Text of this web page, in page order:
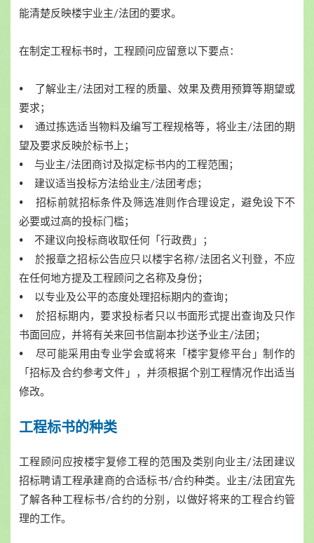
能清楚反映楼宇业主/法团的要求。
在制定工程标书时，工程顾问应留意以下要点：
• 了解业主/法团对工程的质量、效果及费用预算等期望或
要求；
• 通过拣选适当物料及编写工程规格等，将业主/法团的期
望及要求反映於标书上；
• 与业主/法团商讨及拟定标书内的工程范围；
• 建议适当投标方法给业主/法团考虑；
• 招标前就招标条件及筛选准则作合理设定，避免设下不
必要或过高的投标门槛；
• 不建议向投标商收取任何「行政费」；
• 於报章之招标公告应只以楼宇名称/法团名义刊登，不应
在任何地方提及工程顾问之名称及身份；
• 以专业及公平的态度处理招标期内的查询；
• 於招标期内，要求投标者只以书面形式提出查询及只作
书面回应，并将有关来回书信副本抄送予业主/法团；
• 尽可能采用由专业学会或将来「楼宇复修平台」制作的
「招标及合约参考文件」，并须根据个别工程情况作出适当
修改。
工程标书的种类
工程顾问应按楼宇复修工程的范围及类别向业主/法团建议
招标聘请工程承建商的合适标书/合约种类。业主/法团宜先
了解各种工程标书/合约的分别，以做好将来的工程合约管
理的工作。